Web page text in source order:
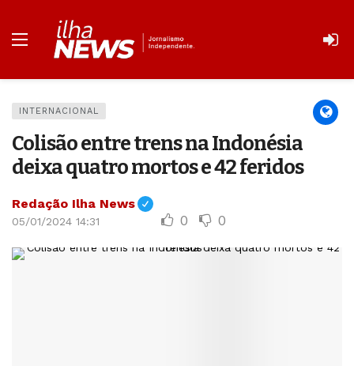
INTERNACIONAL
Colisão entre trens na Indonésia
deixa quatro mortos e 42 feridos
Redação Ilha News
05/01/2024 14:31 0 0